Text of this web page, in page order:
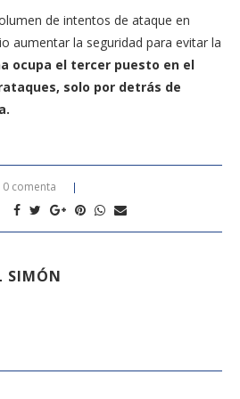
de intentos de ataque en
aumentar la seguridad para evitar la
ocupa el tercer puesto en el
solo por detrás de
0 comenta
SIMÓN